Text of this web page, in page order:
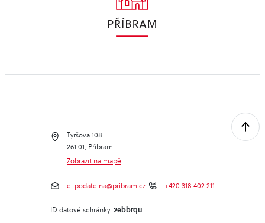
Tyršova 108
261 01, Příbram
Zobrazit na mapě
e-podatelna@pribram.cz +420 318 402 211
ID datové schránky: 2ebbrqu